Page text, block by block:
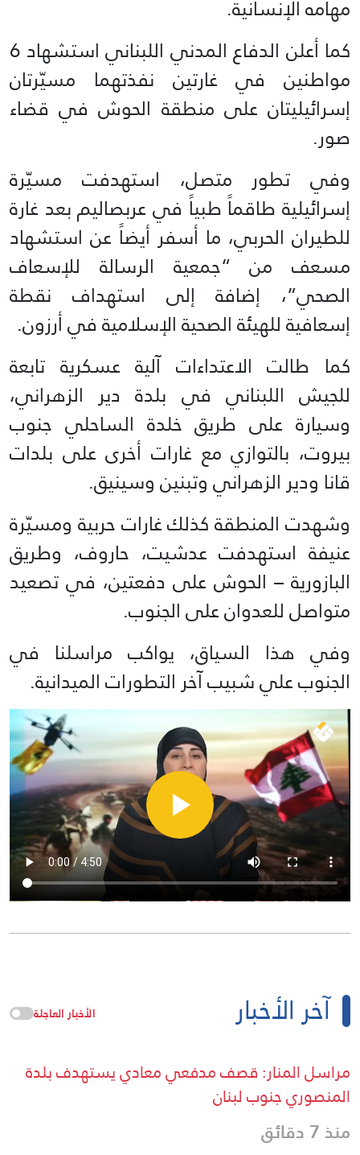
مهامه الإنسانية.
كما أعلن الدفاع المدني اللبناني استشهاد 6
مواطنين في غارتين نفذتهما مسيّرتان
إسرائيليتان على منطقة الحوش في قضاء
صور.
وفي تطور متصل، استهدفت مسيّرة
إسرائيلية طاقماً طبياً في عربصاليم بعد غارة
للطيران الحربي، ما أسفر أيضاً عن استشهاد
مسعف من “جمعية الرسالة للإسعاف
الصحي”، إضافة إلى استهداف نقطة
إسعافية للهيئة الصحية الإسلامية في أرزون.
كما طالت الاعتداءات آلية عسكرية تابعة
للجيش اللبناني في بلدة دير الزهراني،
وسيارة على طريق خلدة الساحلي جنوب
بيروت، بالتوازي مع غارات أخرى على بلدات
قانا ودير الزهراني وتبنين وسينيق.
وشهدت المنطقة كذلك غارات حربية ومسيّرة
عنيفة استهدفت عدشيت، حاروف، وطريق
البازورية – الحوش على دفعتين، في تصعيد
متواصل للعدوان على الجنوب.
وفي هذا السياق، يواكب مراسلنا في
الجنوب علي شبيب آخر التطورات الميدانية.
آخر الأخبار الأخبار العاجلة
مراسل المنار: قصف مدفعي معادي يستهدف بلدة
المنصوري جنوب لبنان
منذ 7 دقائق